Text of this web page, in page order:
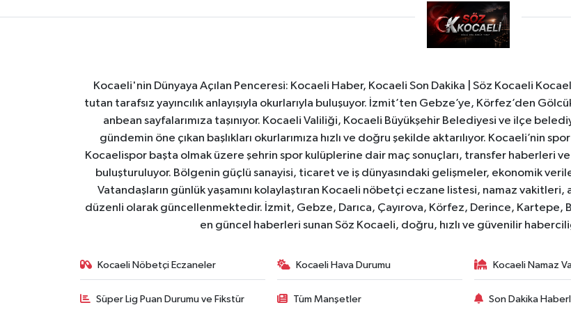
Kocaeli'nin Dünyaya Açılan Penceresi: Kocaeli Haber, Kocaeli Son Dakika | Söz Kocaeli
tutan tarafsız yayıncılık anlayışıyla okurlarıyla buluşuyor. İzmit’ten Gebze’ye, Körfez’den
anbean sayfalarımıza taşınıyor. Kocaeli Valiliği, Kocaeli Büyükşehir Belediyesi ve ilçe
gündemin öne çıkan başlıkları okurlarımıza hızlı ve doğru şekilde aktarılıyor. Kocaeli’nin
Kocaelispor başta olmak üzere şehrin spor kulüplerine dair maç sonuçları, transfer haberleri
buluşturuluyor. Bölgenin güçlü sanayisi, ticaret ve iş dünyasındaki gelişmeler, ekonomik
Vatandaşların günlük yaşamını kolaylaştıran Kocaeli nöbetçi eczane listesi, namaz
düzenli olarak güncellenmektedir. İzmit, Gebze, Darıca, Çayırova, Körfez, Derince, Kartepe,
en güncel haberleri sunan Söz Kocaeli, doğru, hızlı ve güvenilir
Kocaeli Nöbetçi Eczaneler Kocaeli Hava Durumu Kocaeli Namaz
Süper Lig Puan Durumu ve Fikstür Tüm Manşetler Son Dakika